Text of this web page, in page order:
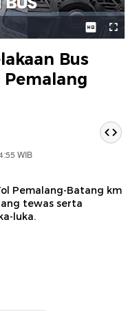
Bus
WIB
Pemalang-Batang km
tewas serta
luka.